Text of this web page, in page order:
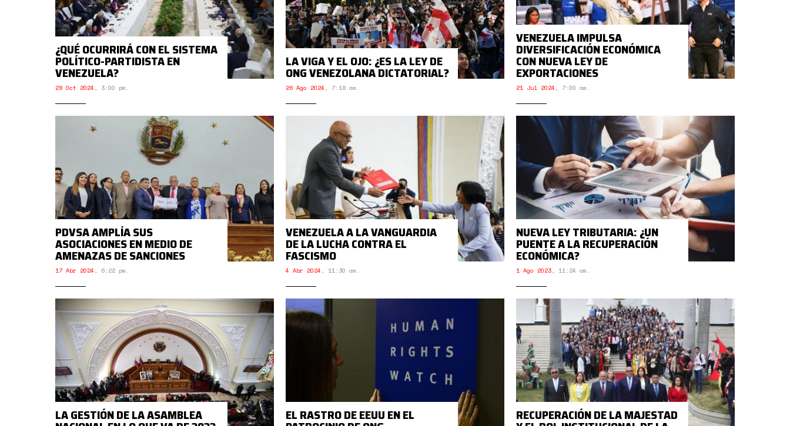
¿QUÉ OCURRIRÁ CON EL SISTEMA
POLÍTICO-PARTIDISTA EN
VENEZUELA?
28 Oct 2024 , 3:00 pm.
LA VIGA Y EL OJO: ¿ES LA LEY DE
ONG VENEZOLANA DICTATORIAL?
26 Ago 2024 , 7:18 am.
VENEZUELA IMPULSA
DIVERSIFICACIÓN ECONÓMICA
CON NUEVA LEY DE
EXPORTACIONES
21 Jul 2024 , 7:00 am.
PDVSA AMPLÍA SUS
ASOCIACIONES EN MEDIO DE
AMENAZAS DE SANCIONES
17 Abr 2024 , 6:22 pm.
VENEZUELA A LA VANGUARDIA
DE LA LUCHA CONTRA EL
FASCISMO
4 Abr 2024 , 11:30 am.
NUEVA LEY TRIBUTARIA: ¿UN
PUENTE A LA RECUPERACIÓN
ECONÓMICA?
1 Ago 2023, 11:24 am.
LA GESTIÓN DE LA ASAMBLEA EL RASTRO DE EEUU EN EL RECUPERACIÓN DE LA MAJESTAD